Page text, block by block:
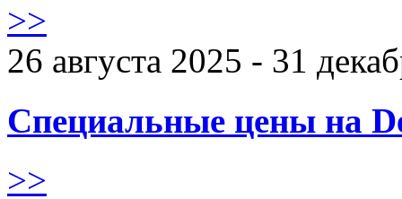
>>
26 августа 2025 - 31
Специальные цены на
>>